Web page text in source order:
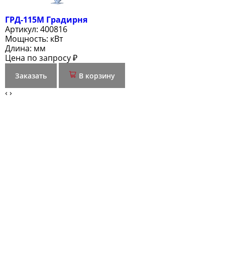
ГРД-115М Градирня
Артикул: 400816
Мощность: кВт
Длина: мм
Цена по запросу ₽
Заказать В корзину
‹ ›